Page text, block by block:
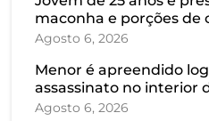
maconha e porções de
Agosto 6, 2026
Menor é apreendido
assassinato no interior
Agosto 6, 2026